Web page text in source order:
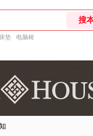
床垫 电脑椅